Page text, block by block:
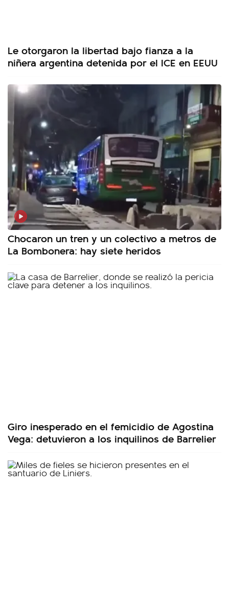
Le otorgaron la libertad bajo fianza a la
niñera argentina detenida por el ICE en EEUU
Chocaron un tren y un colectivo a metros de
La Bombonera: hay siete heridos
Giro inesperado en el femicidio de Agostina
Vega: detuvieron a los inquilinos de Barrelier